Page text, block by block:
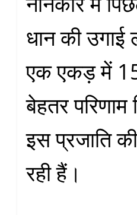
धान की
एक एकड़ में
बेहतर
इस प्रजाति
रही हैं।